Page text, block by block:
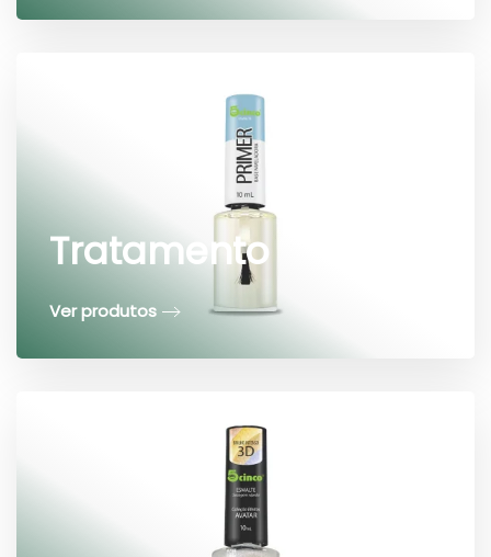
Tratamento
Ver produtos